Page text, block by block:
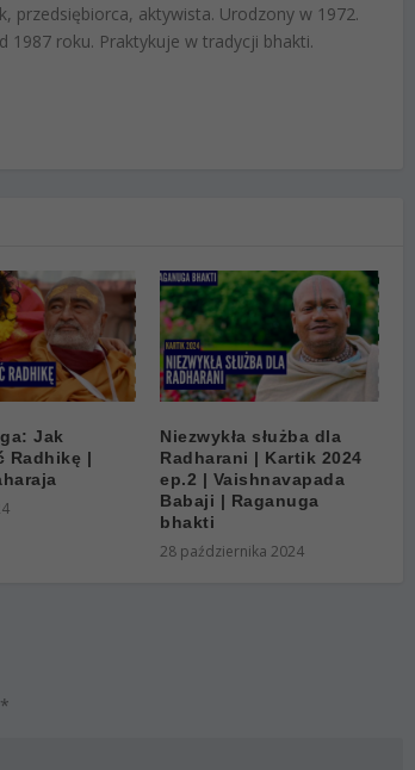
przedsiębiorca, aktywista. Urodzony w 1972.
roku. Praktykuje w tradycji bhakti.
Jak
Radhikę |
Niezwykła służba dla
Radharani | Kartik 2024
ep.2 | Vaishnavapada
Babaji | Raganuga
bhakti
28 października 2024
*